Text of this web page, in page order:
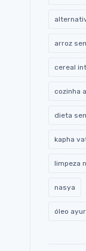
arroz
cereal
cozinha
dieta
kapha
limpeza
nasya
óleo